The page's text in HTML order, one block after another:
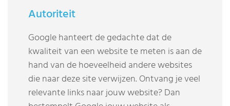
Autoriteit
Google hanteert de gedachte dat de
kwaliteit van een website te meten is aan de
hand van de hoeveelheid andere websites
die naar deze site verwijzen. Ontvang je veel
relevante links naar jouw website? Dan